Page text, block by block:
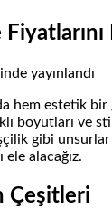
yayınlandı
hem estetik
boyutları ve
gibi
alacağız.
Çeşitleri